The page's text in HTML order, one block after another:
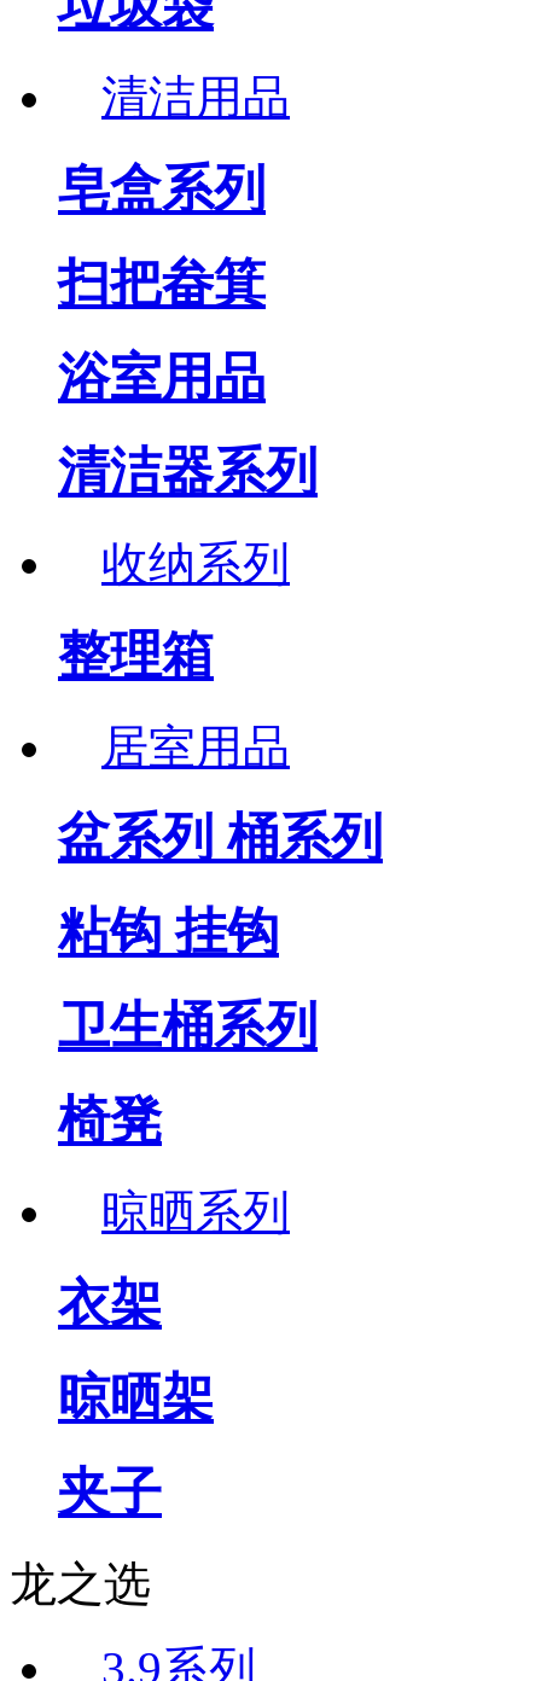
清洁用品
皂盒系列
扫把畚箕
浴室用品
清洁器系列
收纳系列
整理箱
居室用品
盆系列 桶系列
粘钩 挂钩
卫生桶系列
椅凳
晾晒系列
衣架
晾晒架
夹子
龙之选
3.9系列